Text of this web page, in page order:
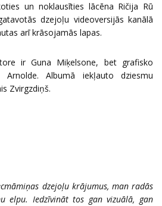
un noklausīties lācēna Ričija Rū
dzejoļu videoversijās kanālā
arī krāsojamās lapas.
ir Guna Miķelsone, bet grafisko
Albumā iekļauto dziesmu
Zvirgzdiņš.
dzejoļu krājumus, man radās
elpu. Iedzīvināt tos gan vizuālā, gan